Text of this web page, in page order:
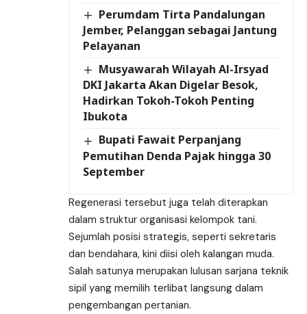
Perumdam Tirta Pandalungan
Jember, Pelanggan sebagai Jantung
Pelayanan
Musyawarah Wilayah Al-Irsyad
DKI Jakarta Akan Digelar Besok,
Hadirkan Tokoh-Tokoh Penting
Ibukota
Bupati Fawait Perpanjang
Pemutihan Denda Pajak hingga 30
September
Regenerasi tersebut juga telah diterapkan
dalam struktur organisasi kelompok tani.
Sejumlah posisi strategis, seperti sekretaris
dan bendahara, kini diisi oleh kalangan muda.
Salah satunya merupakan lulusan sarjana teknik
sipil yang memilih terlibat langsung dalam
pengembangan pertanian.